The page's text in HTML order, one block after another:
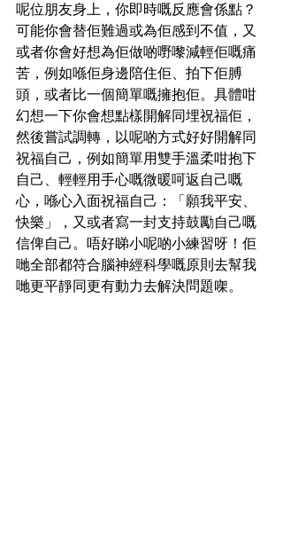
呢位朋友身上，你即時嘅反應會係點？
可能你會替佢難過或為佢感到不值，又
或者你會好想為佢做啲嘢嚟減輕佢嘅痛
苦，例如喺佢身邊陪住佢、拍下佢膊
頭，或者比一個簡單嘅擁抱佢。具體咁
幻想一下你會想點樣開解同埋祝福佢，
然後嘗試調轉，以呢啲方式好好開解同
祝福自己，例如簡單用雙手溫柔咁抱下
自己、輕輕用手心嘅微暖呵返自己嘅
心，喺心入面祝福自己：「願我平安、
快樂」，又或者寫一封支持鼓勵自己嘅
信俾自己。唔好睇小呢啲小練習呀！佢
哋全部都符合腦神經科學嘅原則去幫我
哋更平靜同更有動力去解決問題㗎。